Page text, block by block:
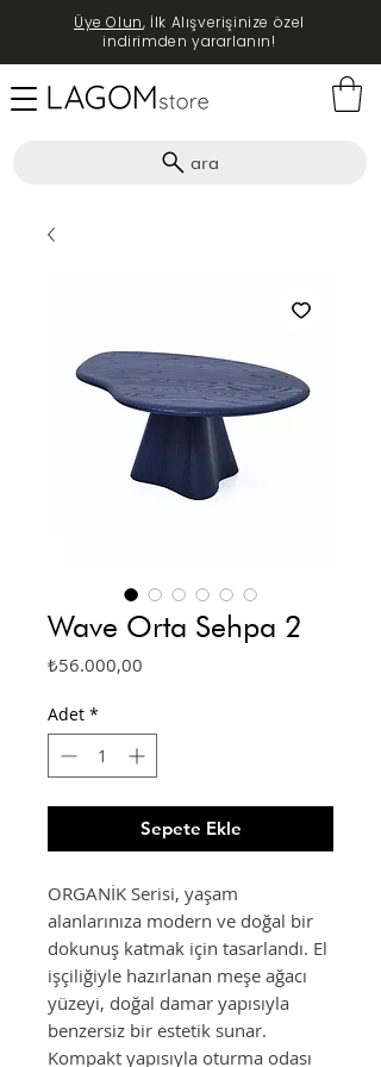
ara
Üye Olun, İlk Alışverişinize özel
indirimden yararlanın!
Wave Orta Sehpa 2
₺56.000,00
Adet *
Sepete Ekle
ORGANİK Serisi, yaşam
alanlarınıza modern ve doğal bir
dokunuş katmak için tasarlandı. El
işçiliğiyle hazırlanan meşe ağacı
yüzeyi, doğal damar yapısıyla
benzersiz bir estetik sunar.
Kompakt yapısıyla oturma odası